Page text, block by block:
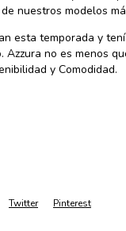
nuestros modelos
esta temporada y
Azzura no es menos
y Comodidad.
Twitter Pinterest